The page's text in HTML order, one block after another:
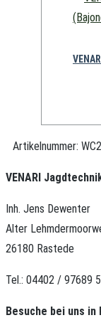
Artikelnummer:
VENARI
Inh. Jens Dewenter
Alter
26180 Rastede
Tel.: 04402 / 97689
Besuche bei uns in